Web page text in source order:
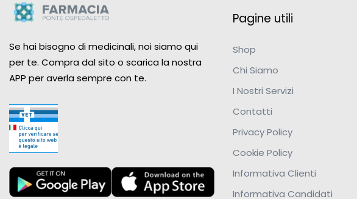
Se hai bisogno di medicinali, noi siamo qui
per te. Compra dal sito o scarica la nostra
APP per averla sempre con te.
Pagine utili
Shop
Chi Siamo
I Nostri Servizi
Contatti
Privacy Policy
Cookie Policy
Informativa Clienti
Informativa Candidati